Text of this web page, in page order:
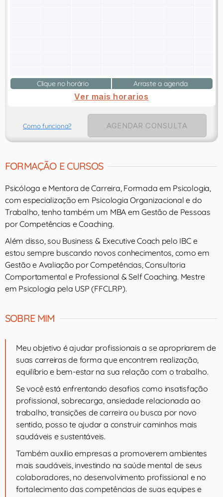
Clique no horário Arraste a agenda
Ver mais horarios
Como funciona? AGENDAR CONSULTA
FORMAÇÃO E CURSOS
Psicóloga e Mentora de Carreira, Formada em Psicologia,
com especialização em Psicologia Organizacional e do
Trabalho, tenho também um MBA em Gestão de Pessoas
por Competências e Coaching.
Além disso, sou Business & Executive Coach pelo IBC e
estou sempre buscando novos conhecimentos, como em
Gestão e Avaliação por Competências, Consultoria
Comportamental e Professional & Self Coaching. Mestre
em Psicologia pela USP (FFCLRP).
SOBRE MIM
Meu objetivo é ajudar profissionais a se apropriarem de
suas carreiras de forma que encontrem realização,
equilíbrio e bem-estar na sua relação com o trabalho.
Se você está enfrentando desafios como insatisfação
profissional, sobrecarga, ansiedade relacionada ao
trabalho, transições de carreira ou busca por novo
sentido, posso te ajudar a construir caminhos mais
saudáveis e sustentáveis.
Também auxilio empresas a promoverem ambientes
mais saudáveis, investindo na saúde mental de seus
colaboradores, no desenvolvimento profissional e no
fortalecimento das competências de suas equipes e